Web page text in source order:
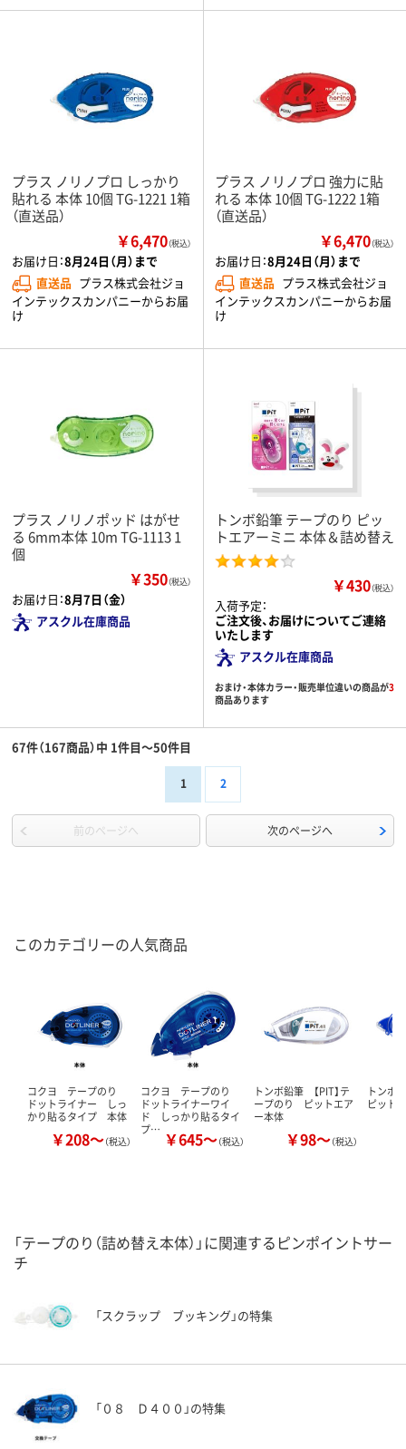
プラス ノリノプロ しっかり
貼れる 本体 10個 TG-1221 1箱
（直送品）
￥6,470（税込）
お届け日：8月24日（月）まで
直送品 プラス株式会社ジョ
インテックスカンパニーからお届
け
プラス ノリノプロ 強力に貼
れる 本体 10個 TG-1222 1箱
（直送品）
￥6,470（税込）
お届け日：8月24日（月）まで
直送品 プラス株式会社ジョ
インテックスカンパニーからお届
け
プラス ノリノポッド はがせ
る 6mm本体 10m TG-1113 1
個
￥350（税込）
お届け日：8月7日（金）
アスクル在庫商品
トンボ鉛筆 テープのり ピッ
トエアーミニ 本体＆詰め替え
￥430（税込）
入荷予定：
ご注文後、お届けについてご連絡
いたします
アスクル在庫商品
おまけ・本体カラー・販売単位違いの商品が3
商品あります
67件（167商品）中 1件目～50件目
1 2
前のページへ 次のページへ
このカテゴリーの人気商品
コクヨ テープのり
ドットライナー しっ
かり貼るタイプ 本体
￥208～（税込）
コクヨ テープのり
ドットライナーワイ
ド しっかり貼るタイ
プ… ￥645～（税込）
トンボ鉛筆 【PIT】テ
ープのり ピットエア
ー本体
￥98～（税込）
トンボ
ピット
「テープのり（詰め替え本体）」に関連するピンポイントサー
チ
「スクラップ ブッキング」の特集
「０８ Ｄ４００」の特集